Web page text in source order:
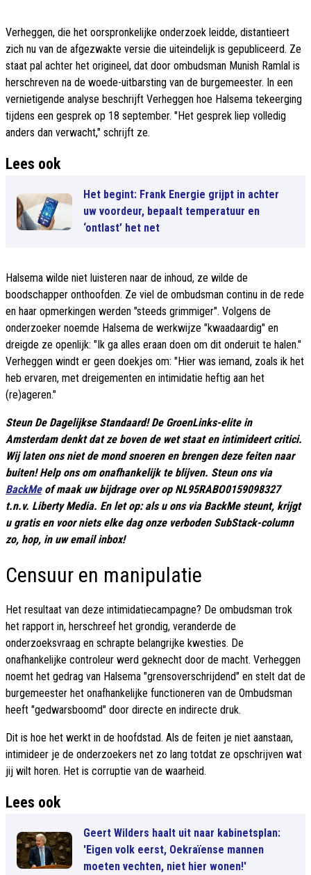
Verheggen, die het oorspronkelijke onderzoek leidde, distantieert
zich nu van de afgezwakte versie die uiteindelijk is gepubliceerd. Ze
staat pal achter het origineel, dat door ombudsman Munish Ramlal is
herschreven na de woede-uitbarsting van de burgemeester. In een
vernietigende analyse beschrijft Verheggen hoe Halsema tekeerging
tijdens een gesprek op 18 september. "Het gesprek liep volledig
anders dan verwacht," schrijft ze.
Lees ook
Het begint: Frank Energie grijpt in achter
uw voordeur, bepaalt temperatuur en
‘ontlast’ het net
Halsema wilde niet luisteren naar de inhoud, ze wilde de
boodschapper onthoofden. Ze viel de ombudsman continu in de rede
en haar opmerkingen werden "steeds grimmiger". Volgens de
onderzoeker noemde Halsema de werkwijze "kwaadaardig" en
dreigde ze openlijk: "Ik ga alles eraan doen om dit onderuit te halen."
Verheggen windt er geen doekjes om: "Hier was iemand, zoals ik het
heb ervaren, met dreigementen en intimidatie heftig aan het
(re)ageren."
Steun De Dagelijkse Standaard! De GroenLinks-elite in
Amsterdam denkt dat ze boven de wet staat en intimideert critici.
Wij laten ons niet de mond snoeren en brengen deze feiten naar
buiten! Help ons om onafhankelijk te blijven. Steun ons via
BackMeof maak uw bijdrage over op NL95RABO0159098327
t.n.v. Liberty Media. En let op: als u ons via BackMe steunt, krijgt
u gratis en voor niets elke dag onze verboden SubStack-column
zo, hop, in uw email inbox!
Censuur en manipulatie
Het resultaat van deze intimidatiecampagne? De ombudsman trok
het rapport in, herschreef het grondig, veranderde de
onderzoeksvraag en schrapte belangrijke kwesties. De
onafhankelijke controleur werd geknecht door de macht. Verheggen
noemt het gedrag van Halsema "grensoverschrijdend" en stelt dat de
burgemeester het onafhankelijke functioneren van de Ombudsman
heeft "gedwarsboomd" door directe en indirecte druk.
Dit is hoe het werkt in de hoofdstad. Als de feiten je niet aanstaan,
intimideer je de onderzoekers net zo lang totdat ze opschrijven wat
jij wilt horen. Het is corruptie van de waarheid.
Lees ook
Geert Wilders haalt uit naar kabinetsplan:
'Eigen volk eerst, Oekraïense mannen
moeten vechten, niet hier wonen!'